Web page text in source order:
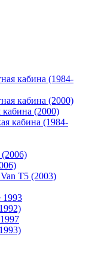
кабина (1984-
кабина (2000)
(2000)
кабина (1984-
T5 (2003)
1993